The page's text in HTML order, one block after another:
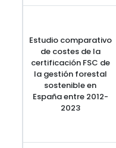
Estudio comparativo
de costes de la
certificación FSC de
la gestión forestal
sostenible en
España entre 2012-
2023